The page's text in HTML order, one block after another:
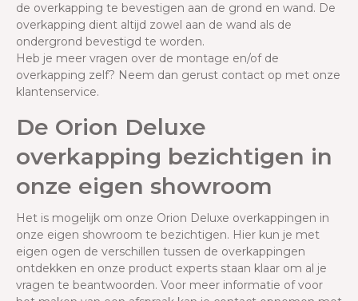
de overkapping te bevestigen aan de grond en wand. De
overkapping dient altijd zowel aan de wand als de
ondergrond bevestigd te worden.
Heb je meer vragen over de montage en/of de
overkapping zelf? Neem dan gerust contact op met onze
klantenservice.
De Orion Deluxe
overkapping bezichtigen in
onze eigen showroom
Het is mogelijk om onze Orion Deluxe overkappingen in
onze eigen showroom te bezichtigen. Hier kun je met
eigen ogen de verschillen tussen de overkappingen
ontdekken en onze product experts staan klaar om al je
vragen te beantwoorden. Voor meer informatie of voor